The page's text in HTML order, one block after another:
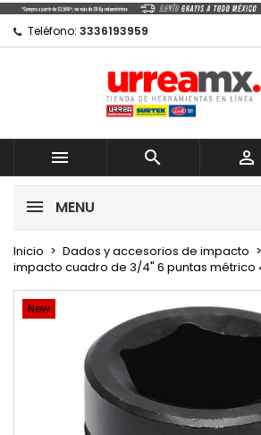
Teléfono: 3336193959
  
MENU
Inicio Dados y accesorios de impacto
impacto cuadro de 3/4" 6 puntas métrico
New
Mi lista de regalos
Crear nueva lista
Crear lista de deseos
Nombre de la lista de deseos
Iniciar sesión
Debe iniciar sesión para guardar
lista de deseos.
Iniciar sesión